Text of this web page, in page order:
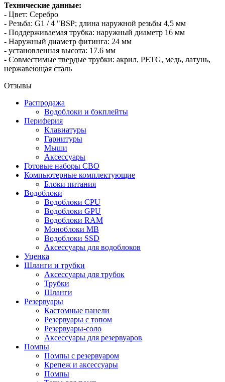
Технические данные:
- Цвет: Серебро
- Резьба: G1 / 4 "BSP; длина наружной резьбы 4,5 мм
- Поддерживаемая трубка: наружный диаметр 16 мм
- Наружный диаметр фитинга: 24 мм
- установленная высота: 17.6 мм
- Совместимые твердые трубки: акрил, PETG, медь, латунь,
нержавеющая сталь
Отзывы
Распродажа
Водоблоки и бэкплейты
Периферия
Клавиатуры
Гарнитуры
Мыши
Аксессуары
Готовые наборы СВО
Компьютерные комплектующие
Блоки питания
Водоблоки
Водоблоки CPU
Водоблоки GPU
Водоблоки RAM
Моноблоки MB
Водоблоки SSD
Аксессуары для водоблоков
Уценка
Шланги и трубки
Аксессуары для трубок
Трубки
Шланги
Резервуары
Кастомные панели
Резервуары с топом
Резервуары-соло
Аксессуары для резервуаров
Помпы
Помпы с резервуаром
Крепеж и аксессуары
Помпы